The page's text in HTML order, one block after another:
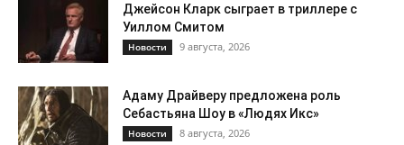
Джейсон Кларк сыграет в триллере с
Уиллом Смитом
Новости 9 августа, 2026
Адаму Драйверу предложена роль
Себастьяна Шоу в «Людях Икс»
Новости 8 августа, 2026